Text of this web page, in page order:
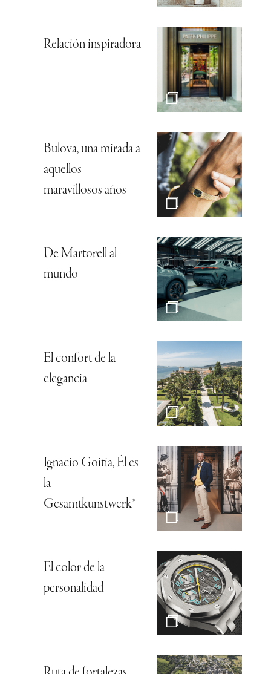
Relación inspiradora
Bulova, una mirada a
aquellos
maravillosos años
De Martorell al
mundo
El confort de la
elegancia
Ignacio Goitia, Él es
la
Gesamtkunstwerk*
El color de la
personalidad